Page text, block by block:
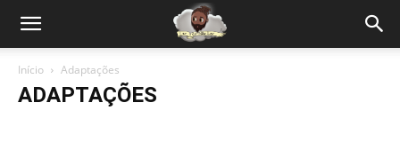
Início Adaptações
ADAPTAÇÕES